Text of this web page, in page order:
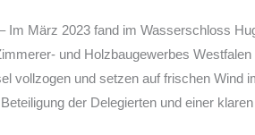
Im März 2023 fand im Wasserschloss
und Holzbaugewerbes
vollzogen und setzen auf frischen Wind
der Delegierten und einer